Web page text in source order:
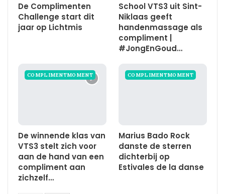
De Complimenten
Challenge start dit
jaar op Lichtmis
School VTS3 uit Sint-
Niklaas geeft
handenmassage als
compliment |
#JongEnGoud…
COMPLIMENTMOMENT
De winnende klas van
VTS3 stelt zich voor
aan de hand van een
compliment aan
zichzelf…
COMPLIMENTMOMENT
Marius Bado Rock
danste de sterren
dichterbij op
Estivales de la danse